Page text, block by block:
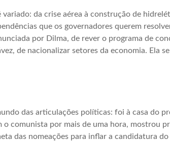
da crise aérea à construção de
que os governadores querem
por Dilma, de rever o programa de
de nacionalizar setores da economia. Ela
das articulações políticas: foi à casa do
comunista por mais de uma hora, mostrou
das nomeações para inflar a candidatura